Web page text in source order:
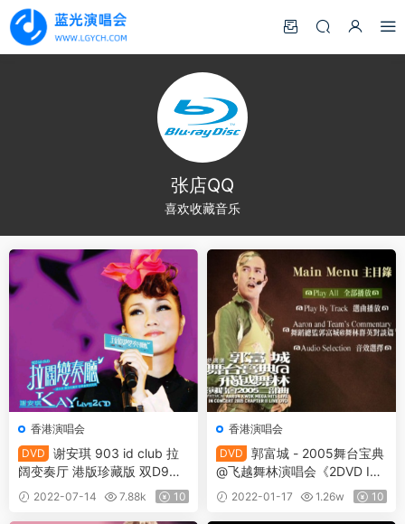
张店QQ
喜欢收藏音乐
香港演唱会
DVD
谢安琪 903 id club 拉
阔变奏厅 港版珍藏版 双D9《2
DVD ISO 10.7G》
2022-07-14 7.88k 10
香港演唱会
DVD
郭富城 - 2005舞台宝典
@飞越舞林演唱会《2DVD IS
O 12.4G》
2022-01-17 1.26w 10